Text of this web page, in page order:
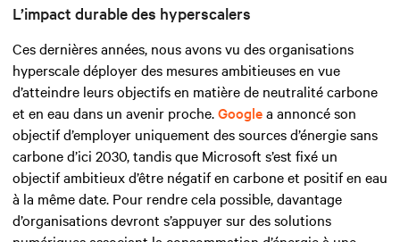
L’impact durable des hyperscalers
Ces dernières années, nous avons vu des organisations
hyperscale déployer des mesures ambitieuses en vue
d’atteindre leurs objectifs en matière de neutralité carbone
et en eau dans un avenir proche.Googlea annoncé son
objectif d’employer uniquement des sources d’énergie sans
carbone d’ici 2030, tandis que Microsoft s’est fixé un
objectif ambitieux d’être négatif en carbone et positif en eau
à la même date. Pour rendre cela possible, davantage
d’organisations devront s’appuyer sur des solutions